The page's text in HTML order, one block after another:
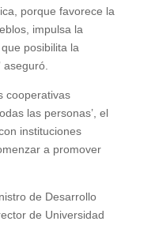
porque favorece la
impulsa la
posibilita la
cooperativas
las personas’, el
instituciones
a promover
de Desarrollo
de Universidad